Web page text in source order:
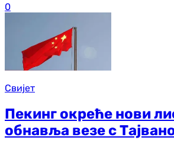
0
Свијет
Пекинг окреће нови
обнавља везе с